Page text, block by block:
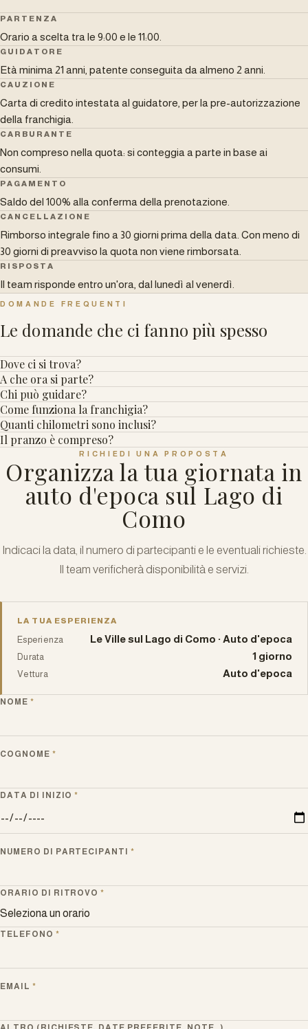
PARTENZA
Orario a scelta tra le 9:00 e le 11:00.
GUIDATORE
Età minima 21 anni, patente conseguita da almeno 2 anni.
CAUZIONE
Carta di credito intestata al guidatore, per la pre-autorizzazione
della franchigia.
CARBURANTE
Non compreso nella quota: si conteggia a parte in base ai
consumi.
PAGAMENTO
Saldo del 100% alla conferma della prenotazione.
CANCELLAZIONE
Rimborso integrale fino a 30 giorni prima della data. Con meno di
30 giorni di preavviso la quota non viene rimborsata.
RISPOSTA
Il team risponde entro un'ora, dal lunedì al venerdì.
DOMANDE FREQUENTI
Le domande che ci fanno più spesso
Dove ci si trova?
A che ora si parte?
Chi può guidare?
Come funziona la franchigia?
Quanti chilometri sono inclusi?
Il pranzo è compreso?
RICHIEDI UNA PROPOSTA
Organizza la tua giornata in
auto d'epoca sul Lago di
Como
Indicaci la data, il numero di partecipanti e le eventuali richieste.
Il team verificherà disponibilità e servizi.
LA TUA ESPERIENZA
Esperienza Le Ville sul Lago di Como · Auto d'epoca
Durata 1 giorno
Vettura Auto d'epoca
NOME *
COGNOME *
DATA DI INIZIO *
NUMERO DI PARTECIPANTI *
ORARIO DI RITROVO *
TELEFONO *
EMAIL *